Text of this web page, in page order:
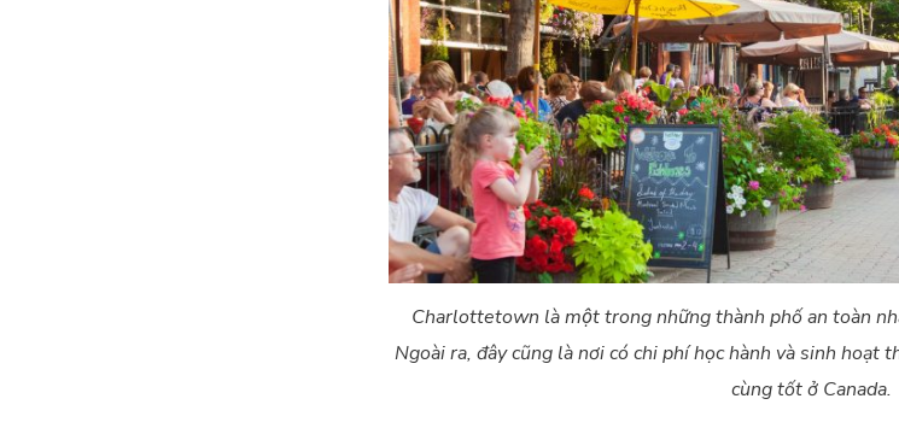
Charlottetown là một trong những thành phố an toàn
Ngoài ra, đây cũng là nơi có chi phí học hành và sinh hoạt
cùng tốt ở Canada.